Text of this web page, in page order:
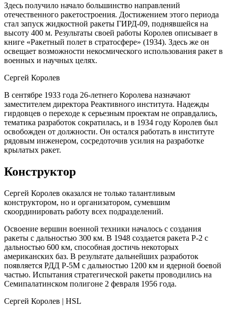
Здесь получило начало большинство направлений
отечественного ракетостроения. Достижением этого периода
стал запуск жидкостной ракеты ГИРД-09, поднявшейся на
высоту 400 м. Результаты своей работы Королев описывает в
книге «Ракетный полет в стратосфере» (1934). Здесь же он
освещает возможности некосмического использования ракет в
военных и научных целях.
Сергей Королев
В сентябре 1933 года 26-летнего Королева назначают
заместителем директора Реактивного института. Надежды
гирдовцев о переходе к серьезным проектам не оправдались,
тематика разработок сократилась, и в 1934 году Королев был
освобожден от должности. Он остался работать в институте
рядовым инженером, сосредоточив усилия на разработке
крылатых ракет.
Конструктор
Сергей Королев оказался не только талантливым
конструктором, но и организатором, сумевшим
скоординировать работу всех подразделений.
Освоение вершин военной техники началось с создания
ракеты с дальностью 300 км. В 1948 создается ракета Р-2 с
дальностью 600 км, способная достичь некоторых
американских баз. В результате дальнейших разработок
появляется РДД Р-5М с дальностью 1200 км и ядерной боевой
частью. Испытания стратегической ракеты проводились на
Семипалатинском полигоне 2 февраля 1956 года.
Сергей Королев | HSL